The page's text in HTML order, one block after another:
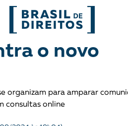
e articulação
o novo
organizam para amparar
consultas online